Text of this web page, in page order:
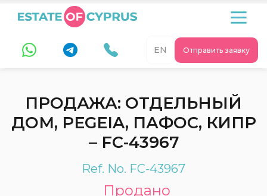
Отправить заявку
EN
ПРОДАЖА: ОТДЕЛЬНЫЙ
ДОМ, PEGEIA, ПАФОС, КИПР
– FC-43967
Ref. No. FC-43967
Продано